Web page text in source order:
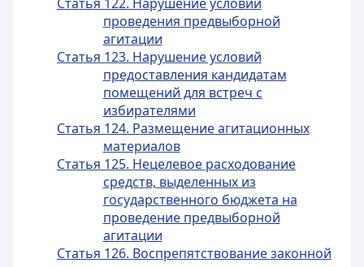
проведения предвыборной
агитации
Статья 123. Нарушение условий
предоставления кандидатам
помещений для встреч с
избирателями
Статья 124. Размещение агитационных
материалов
Статья 125. Нецелевое расходование
средств, выделенных из
государственного бюджета на
проведение предвыборной
агитации
Статья 126. Воспрепятствование законной